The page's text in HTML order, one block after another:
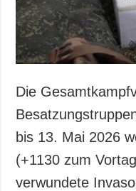
Die
bis 13. Mai 2026
(+1130 zum
verwundete